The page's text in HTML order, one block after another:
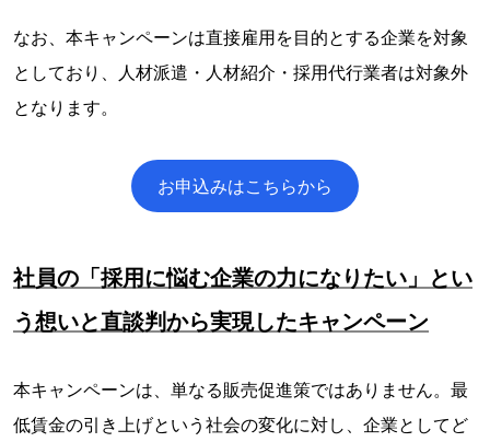
なお、本キャンペーンは直接雇用を目的とする企業を対象
としており、人材派遣・人材紹介・採用代行業者は対象外
となります。
お申込みはこちらから
社員の「採用に悩む企業の力になりたい」とい
う想いと直談判から実現したキャンペーン
本キャンペーンは、単なる販売促進策ではありません。最
低賃金の引き上げという社会の変化に対し、企業としてど